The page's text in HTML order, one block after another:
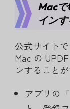
Mac
イン
公式サイト
Mac の
ンすることが
アプリの